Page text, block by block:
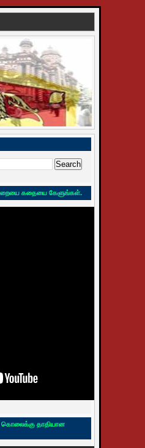
கதையை கேளுங்கள்.
கொலைக்கு தாதியான